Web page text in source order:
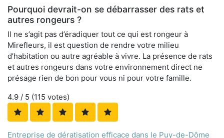
Pourquoi devrait-on se débarrasser des rats et
autres rongeurs ?
Il ne s’agit pas d’éradiquer tout ce qui est rongeur à
Mirefleurs, il est question de rendre votre milieu
d’habitation ou autre agréable à vivre. La présence de rats
et autres rongeurs dans votre environnement direct ne
présage rien de bon pour vous ni pour votre famille.
4.9 / 5 (115 votes)
Entreprise de dératisation efficace dans le Puy-de-Dôme